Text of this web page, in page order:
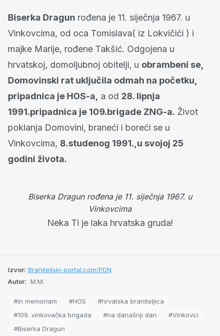
Biserka Dragun rođena je 11. siječnja 1967. u
Vinkovcima, od oca Tomislava( iz Lokvičići ) i
majke Marije, rođene Takšić. Odgojena u
hrvatskoj, domoljubnoj obitelji, u obrambeni se,
Domovinski rat uključila odmah na početku,
pripadnica je HOS-a,
a od 28. lipnja
1991.pripadnica je 109.brigade ZNG-a. Život
poklanja Domovini, braneći i boreći se u
Vinkovcima, 8.studenog 1991.,u svojoj 25
godini života.
Biserka Dragun rođena je 11. siječnja 1967. u
Vinkovcima
Neka Ti je laka hrvatska gruda!
Izvor: Braniteljski-portal.com/PDN
Autor: M.M.
#in memoriam #HOS
#hrvatska braniteljica
#109. vinkovačka brigada
#na današnji dan
#Vinkovci
#Biserka Dragun